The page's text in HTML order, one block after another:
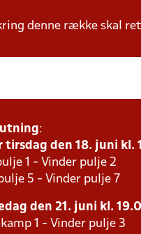
denne række skal
:
tirsdag den 18. juni kl.
1 - Vinder pulje 2
5 - Vinder pulje 7
den 21. juni kl.
1 - Vinder pulje 3